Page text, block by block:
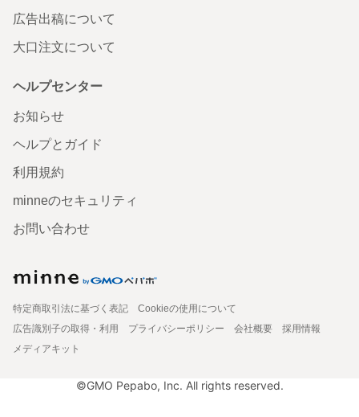
広告出稿について
大口注文について
ヘルプセンター
お知らせ
ヘルプとガイド
利用規約
minneのセキュリティ
お問い合わせ
特定商取引法に基づく表記
Cookieの使用について
広告識別子の取得・利用
プライバシーポリシー 会社概要
採用情報
メディアキット
©GMO Pepabo, Inc. All rights reserved.